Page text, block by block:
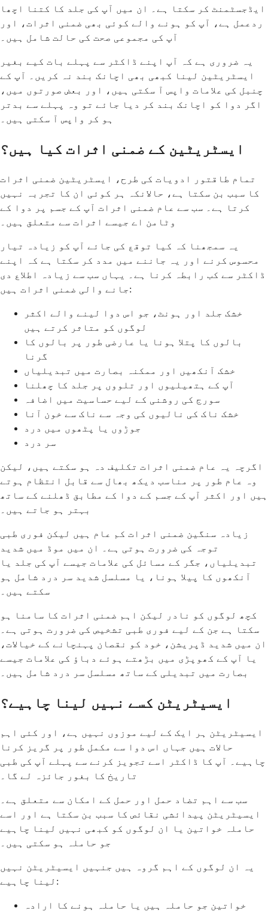
ایڈجسٹمنٹ کر سکتا ہے۔ ان میں آپ کی جلد کا کتنا اچھا
ردعمل ہے، آپ کو ہونے والے کوئی بھی ضمنی اثرات، اور
آپ کی مجموعی صحت کی حالت شامل ہیں۔
یہ ضروری ہے کہ آپ اپنے ڈاکٹر سے پہلے بات کیے بغیر
ایسٹریٹین لینا کبھی بھی اچانک بند نہ کریں۔ آپ کے
چنبل کی علامات واپس آ سکتی ہیں، اور بعض صورتوں میں،
اگر دوا کو اچانک بند کر دیا جائے تو وہ پہلے سے بدتر
ہو کر واپس آ سکتی ہیں۔
ایسٹریٹین کے ضمنی اثرات کیا ہیں؟
تمام طاقتور ادویات کی طرح، ایسٹریٹین ضمنی اثرات
کا سبب بن سکتا ہے، حالانکہ ہر کوئی ان کا تجربہ نہیں
کرتا ہے۔ سب سے عام ضمنی اثرات آپ کے جسم پر دوا کے
وٹامن اے جیسے اثرات سے متعلق ہیں۔
یہ سمجھنا کہ کیا توقع کی جائے آپ کو زیادہ تیار
محسوس کرنے اور یہ جاننے میں مدد کر سکتا ہے کہ اپنے
ڈاکٹر سے کب رابطہ کرنا ہے۔ یہاں سب سے زیادہ اطلاع دی
جانے والی ضمنی اثرات ہیں:
خشک جلد اور ہونٹ، جو اس دوا لینے والے اکثر
لوگوں کو متاثر کرتے ہیں
بالوں کا پتلا ہونا یا عارضی طور پر بالوں کا
گرنا
خشک آنکھیں اور ممکنہ بصارت میں تبدیلیاں
آپ کے ہتھیلیوں اور تلووں پر جلد کا چھلنا
سورج کی روشنی کے لیے حساسیت میں اضافہ
خشک ناک کی نالیوں کی وجہ سے ناک سے خون آنا
جوڑوں یا پٹھوں میں درد
سر درد
اگرچہ یہ عام ضمنی اثرات تکلیف دہ ہو سکتے ہیں، لیکن
وہ عام طور پر مناسب دیکھ بھال سے قابل انتظام ہوتے
ہیں اور اکثر آپ کے جسم کے دوا کے مطابق ڈھلنے کے ساتھ
بہتر ہو جاتے ہیں۔
زیادہ سنگین ضمنی اثرات کم عام ہیں لیکن فوری طبی
توجہ کی ضرورت ہوتی ہے۔ ان میں موڈ میں شدید
تبدیلیاں، جگر کے مسائل کی علامات جیسے آپ کی جلد یا
آنکھوں کا پیلا ہونا، یا مسلسل شدید سر درد شامل ہو
سکتے ہیں۔
کچھ لوگوں کو نادر لیکن اہم ضمنی اثرات کا سامنا ہو
سکتا ہے جن کے لیے فوری طبی تشخیص کی ضرورت ہوتی ہے۔
ان میں شدید ڈپریشن، خود کو نقصان پہنچانے کے خیالات،
یا آپ کے کھوپڑی میں بڑھتے ہوئے دباؤ کی علامات جیسے
بصارت میں تبدیلی کے ساتھ مسلسل سر درد شامل ہیں۔
ایسیٹریٹن کسے نہیں لینا چاہیے؟
ایسیٹریٹن ہر ایک کے لیے موزوں نہیں ہے، اور کئی اہم
حالات ہیں جہاں اس دوا سے مکمل طور پر گریز کرنا
چاہیے۔ آپ کا ڈاکٹر اسے تجویز کرنے سے پہلے آپ کی طبی
تاریخ کا بغور جائزہ لے گا۔
سب سے اہم تضاد حمل اور حمل کے امکان سے متعلق ہے۔
ایسیٹریٹن پیدائشی نقائص کا سبب بن سکتا ہے اور اسے
حاملہ خواتین یا ان لوگوں کو کبھی نہیں لینا چاہیے
جو حاملہ ہو سکتی ہیں۔
یہ ان لوگوں کے اہم گروہ ہیں جنہیں ایسیٹریٹن نہیں
لینا چاہیے:
خواتین جو حاملہ ہیں یا حاملہ ہونے کا ارادہ